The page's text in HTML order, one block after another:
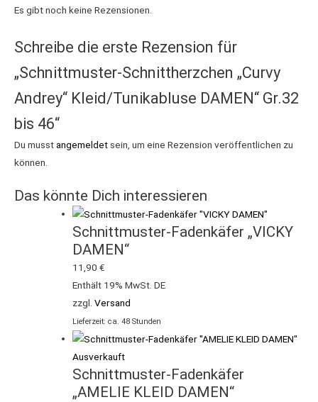
Es gibt noch keine Rezensionen.
Schreibe die erste Rezension für
„Schnittmuster-Schnittherzchen „Curvy
Andrey“ Kleid/Tunikabluse DAMEN“ Gr.32
bis 46“
Du musstangemeldet sein, um eine Rezension veröffentlichen zu
können.
Das könnte Dich interessieren
Schnittmuster-Fadenkäfer „VICKY
DAMEN“
11,90€
Enthält 19% MwSt. DE
zzgl.Versand
Lieferzeit: ca. 48 Stunden
Ausverkauft
Schnittmuster-Fadenkäfer
„AMELIE KLEID DAMEN“